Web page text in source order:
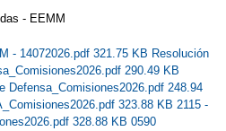
- EEMM
- 14072026.pdf 321.75 KB Resolución
290.49 KB
Defensa_Comisiones2026.pdf 248.94
323.88 KB 2115 -
328.88 KB 0590